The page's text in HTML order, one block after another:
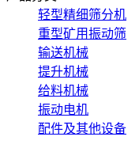
轻型精细筛分机
重型矿用振动筛
输送机械
提升机械
给料机械
振动电机
配件及其他设备